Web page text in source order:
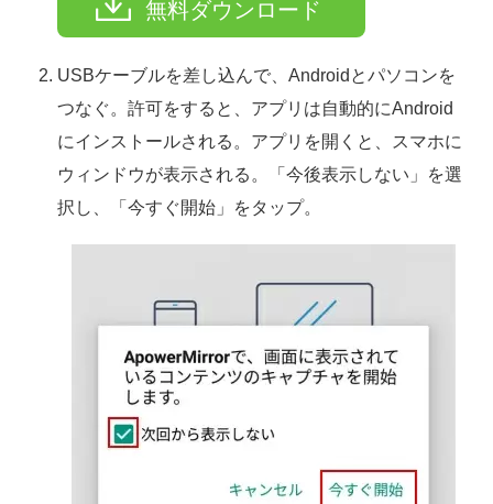
無料ダウンロード
USBケーブルを差し込んで、Androidとパソコンを
つなぐ。許可をすると、アプリは自動的にAndroid
にインストールされる。アプリを開くと、スマホに
ウィンドウが表示される。「今後表示しない」を選
択し、「今すぐ開始」をタップ。